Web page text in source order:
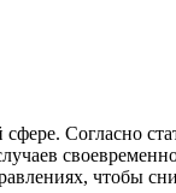
Согласно
чтобы